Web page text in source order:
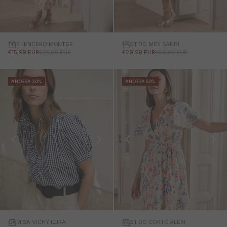
TOP LENCERO MONTSE
PRECIO DE OFERTA
€15,99 EURPRECIO NORMAL
€25,95 EUR
VESTIDO MIDI SANDI
PRECIO DE OFERTA
€29,99 EURPRECIO NORMAL
€59,95 EUR
AHORRA 30%
CAMISA VICHY LEIRA
AHORRA 50%
VESTIDO CORTO ALERI